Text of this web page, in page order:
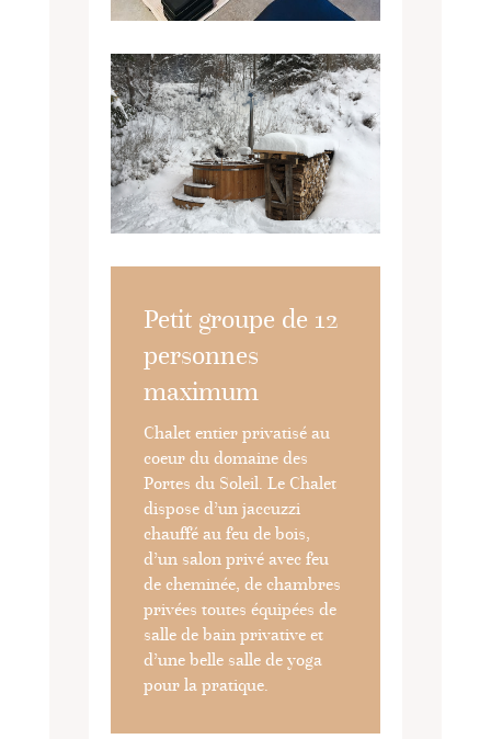
Petit groupe de 12
personnes
maximum
Chalet entier privatisé au
coeur du domaine des
Portes du Soleil. Le Chalet
dispose d’un jaccuzzi
chauffé au feu de bois,
d’un salon privé avec feu
de cheminée, de chambres
privées toutes équipées de
salle de bain privative et
d’une belle salle de yoga
pour la pratique.